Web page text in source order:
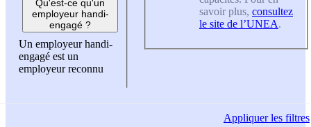
Qu'est-ce qu'un
employeur handi-
engagé ?
Un employeur handi-
engagé est un
employeur reconnu
savoir plus, consultez
le site de l’UNEA.
Appliquerles filtres